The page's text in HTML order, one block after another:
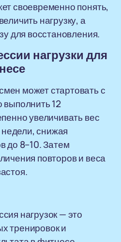
своевременно понять,
нагрузку, а
для восстановления.
нагрузки для
может стартовать с
выполнить 12
увеличивать вес
недели, снижая
до 8–10. Затем
повторов и веса
нагрузок — это
тренировок и